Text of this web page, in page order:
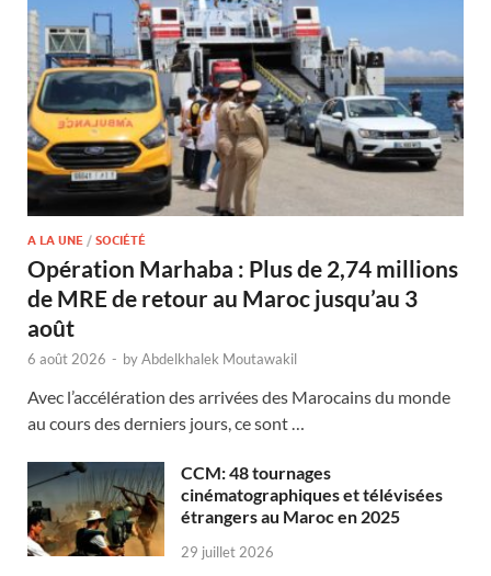
A LA UNE / SOCIÉTÉ
Opération Marhaba : Plus de 2,74 millions
de MRE de retour au Maroc jusqu’au 3
août
6 août 2026 - byAbdelkhalek Moutawakil
Avec l’accélération des arrivées des Marocains du monde
au cours des derniers jours, ce sont …
CCM: 48 tournages
cinématographiques et télévisées
étrangers au Maroc en 2025
29 juillet 2026